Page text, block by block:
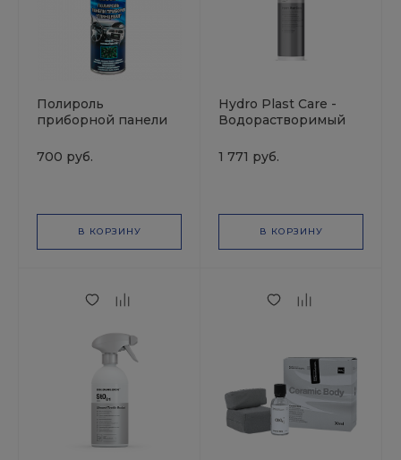
Полироль
приборной панели
Свежесть аэрозоль
1000 мл TEXON
700 руб.
В КОРЗИНУ
Hydro Plast Care -
Водорастворимый
ухода за
пластиковыми
1 771 руб.
В КОРЗИНУ